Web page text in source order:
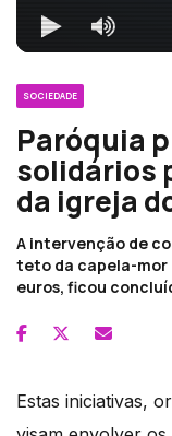
SOCIEDADE
Paróquia
solidários
da igreja
A intervenção de
teto da capela-mor
euros, ficou
Estas iniciativas,